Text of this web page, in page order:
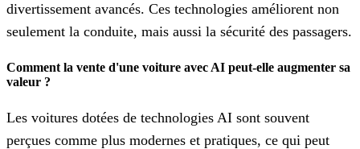
divertissement avancés. Ces technologies améliorent non
seulement la conduite, mais aussi la sécurité des passagers.
Comment la vente d'une voiture avec AI peut-elle augmenter sa
valeur ?
Les voitures dotées de technologies AI sont souvent
perçues comme plus modernes et pratiques, ce qui peut